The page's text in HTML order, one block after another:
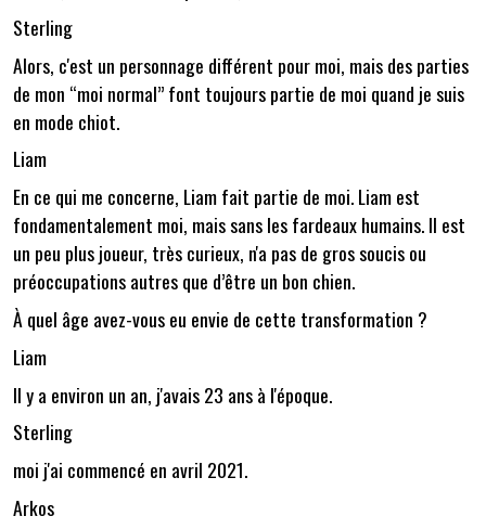
Sterling
Alors, c'est un personnage différent pour moi, mais des parties
de mon “moi normal” font toujours partie de moi quand je suis
en mode chiot.
Liam
En ce qui me concerne, Liam fait partie de moi. Liam est
fondamentalement moi, mais sans les fardeaux humains. Il est
un peu plus joueur, très curieux, n'a pas de gros soucis ou
préoccupations autres que d’être un bon chien.
À quel âge avez-vous eu envie de cette transformation ?
Liam
Il y a environ un an, j'avais 23 ans à l'époque.
Sterling
moi j'ai commencé en avril 2021.
Arkos